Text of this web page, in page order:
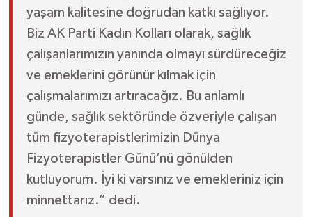
yaşam kalitesine doğrudan katkı sağlıyor.
Biz AK Parti Kadın Kolları olarak, sağlık
çalışanlarımızın yanında olmayı sürdüreceğiz
ve emeklerini görünür kılmak için
çalışmalarımızı artıracağız. Bu anlamlı
günde, sağlık sektöründe özveriyle çalışan
tüm fizyoterapistlerimizin Dünya
Fizyoterapistler Günü’nü gönülden
kutluyorum. İyi ki varsınız ve emekleriniz için
minnettarız.” dedi.